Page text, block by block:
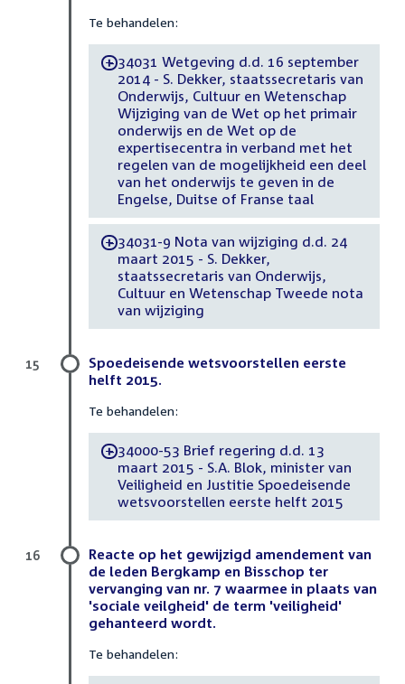
Te behandelen:
-34031 Wetgeving d.d. 16 september
2014 - S. Dekker, staatssecretaris van
Onderwijs, Cultuur en Wetenschap
Wijziging van de Wet op het primair
onderwijs en de Wet op de
expertisecentra in verband met het
regelen van de mogelijkheid een deel
van het onderwijs te geven in de
Engelse, Duitse of Franse taal
-34031-9 Nota van wijziging d.d. 24
maart 2015 - S. Dekker,
staatssecretaris van Onderwijs,
Cultuur en Wetenschap Tweede nota
van wijziging
Spoedeisende wetsvoorstellen eerste
helft 2015.
Te behandelen:
-34000-53 Brief regering d.d. 13
maart 2015 - S.A. Blok, minister van
Veiligheid en Justitie Spoedeisende
wetsvoorstellen eerste helft 2015
15
Reacte op het gewijzigd amendement van
de leden Bergkamp en Bisschop ter
vervanging van nr. 7 waarmee in plaats van
'sociale veilgheid' de term 'veiligheid'
gehanteerd wordt.
Te behandelen:
16